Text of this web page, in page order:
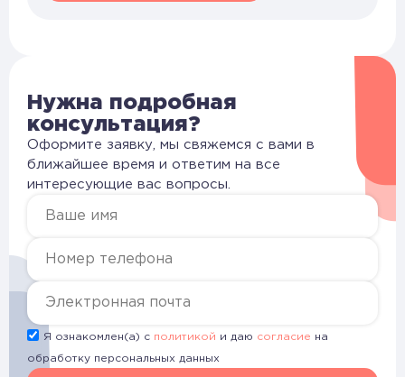
Нужна подробная
консультация?
Оформите заявку, мы свяжемся с вами в
ближайшее время и ответим на все
интересующие вас вопросы.
Я ознакомлен(а) с политикой и даю согласие на
обработку персональных данных